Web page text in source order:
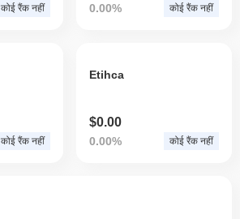
कोई रैंक नहीं 0.00% कोई रैंक नहीं
कोई रैंक नहीं
Etihca
$0.00
0.00% कोई रैंक नहीं